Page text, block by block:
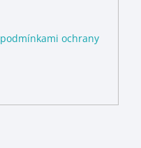
podmínkami ochrany